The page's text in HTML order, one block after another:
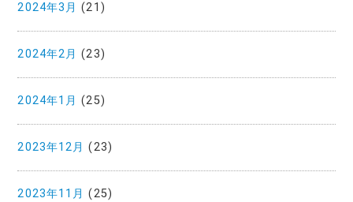
2024年3月 (21)
2024年2月 (23)
2024年1月 (25)
2023年12月 (23)
2023年11月 (25)